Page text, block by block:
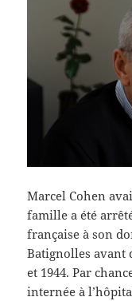
Marcel Cohen
famille a été
française à son
Batignolles avant
et 1944. Par
internée à